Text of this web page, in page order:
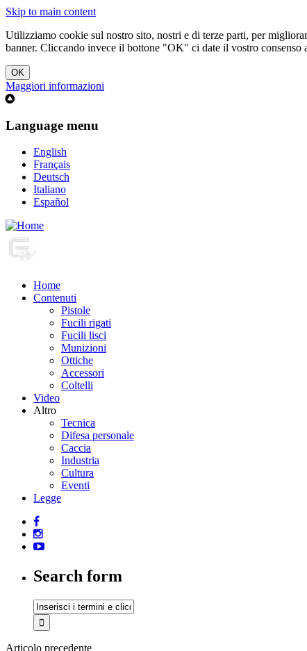
Skip to main content
Utilizziamo cookie sul nostro sito, nostri e di terze parti, per
banner. Cliccando invece il bottone "OK" ci date il vostro
Maggiori informazioni
Language menu
English
Français
Deutsch
Italiano
Español
Home
Contenuti
Pistole
Fucili rigati
Fucili lisci
Munizioni
Ottiche
Accessori
Coltelli
Video
Altro
Tecnica
Difesa personale
Caccia
Industria
Cultura
Eventi
Legge
Search form
Articolo precedente